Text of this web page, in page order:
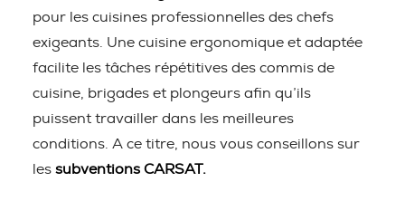
pour les cuisines professionnelles des chefs
exigeants. Une cuisine ergonomique et adaptée
facilite les tâches répétitives des commis de
cuisine, brigades et plongeurs afin qu’ils
puissent travailler dans les meilleures
conditions. A ce titre, nous vous conseillons sur
les subventions CARSAT.